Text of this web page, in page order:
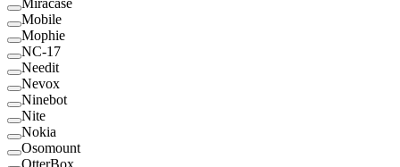
Mobile
Mophie
NC-17
Needit
Nevox
Ninebot
Nite
Nokia
Osomount
OtterBox